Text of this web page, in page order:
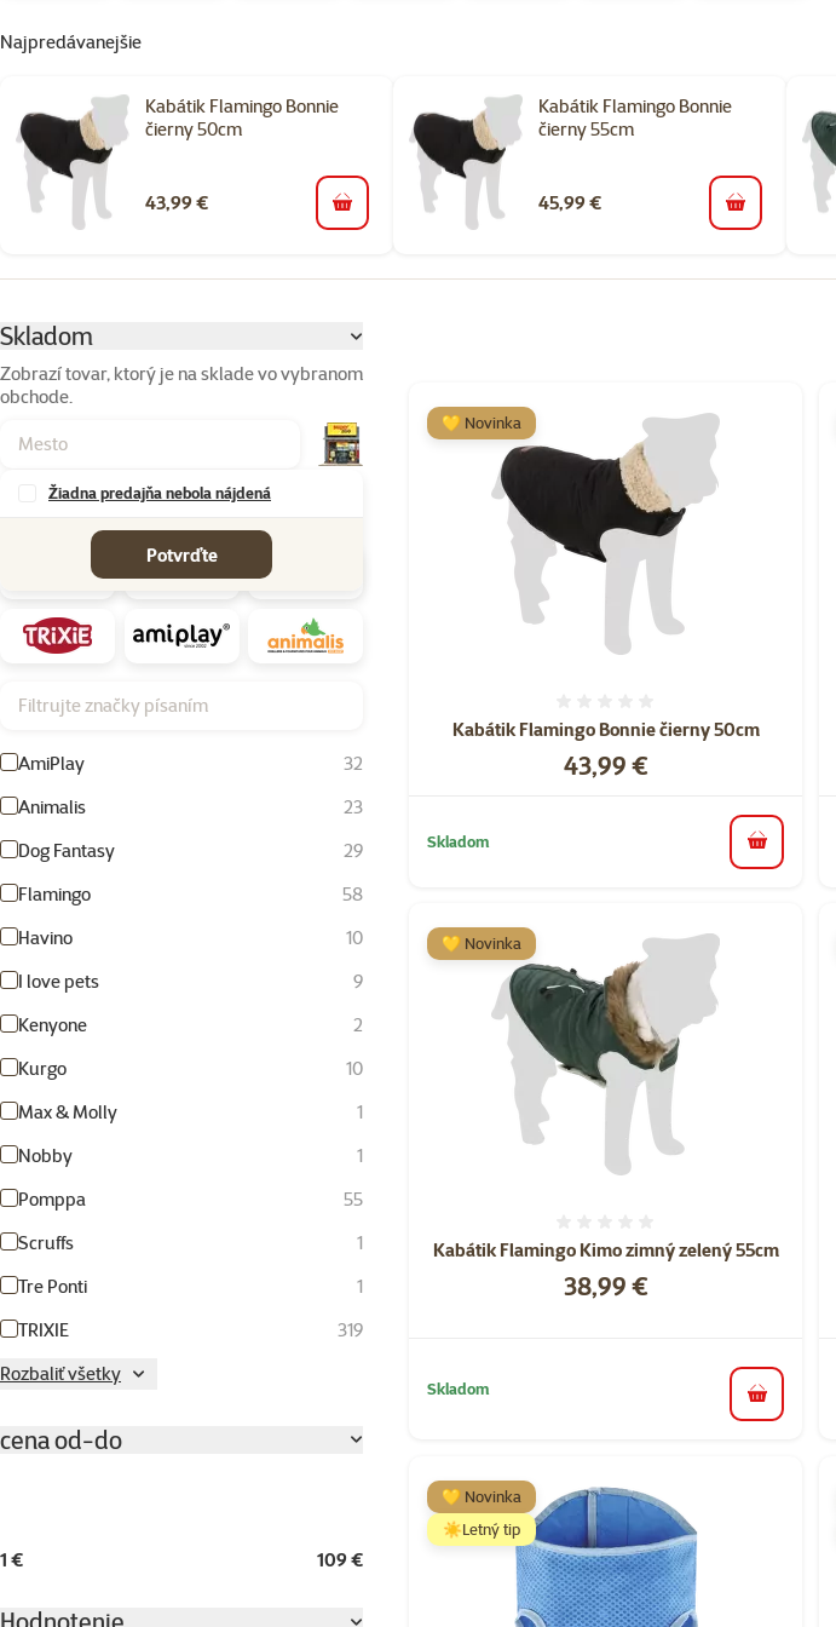
Najpredávanejšie
Kabátik Flamingo Bonnie
čierny 50cm
43,99 € do košíka
Kabátik Flamingo Bonnie
čierny 55cm
45,99 € do košíka
Skladom
Zobrazí tovar, ktorý je na sklade vo vybranom
obchode.
Žiadna predajňa nebola nájdená
Potvrďte
Filtrujte značky písaním
AmiPlay
32
Animalis
23
Dog Fantasy
29
Flamingo
58
Havino
10
I love pets
9
Kenyone
2
Kurgo
10
Max & Molly
1
Nobby
1
Pomppa
55
Scruffs
1
Tre Ponti
1
TRIXIE
319
Rozbaliť všetky
cena od-do
1 € 109 €
Kabátik Flamingo Bonnie čierny 50cm
Cena
43,99 €
💛 Novinka
Skladom do košíka
Kabátik Flamingo Kimo zimný zelený 55cm
Cena
38,99 €
💛 Novinka
Skladom
do košíka
💛 Novinka
☀️Letný tip